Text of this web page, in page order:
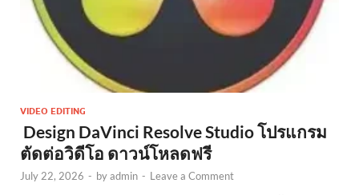
VIDEO EDITING
Design DaVinci Resolve Studio โปรแกรม
ตัดต่อวิดีโอ ดาวน์โหลดฟรี
July 22, 2026 - byadmin - Leave a Comment